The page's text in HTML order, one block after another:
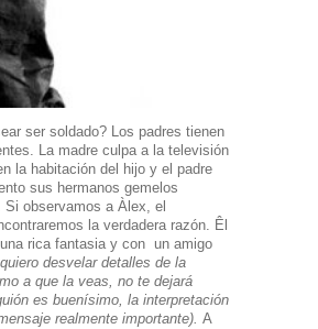
ser soldado? Los padres tienen
La madre culpa a la televisión
la habitación del hijo y el padre
sus hermanos gemelos
Si observamos a Àlex, el
la verdadera razón. Êl
rica fantasia y con un amigo
desvelar detalles de la
a que la veas, no te dejará
es buenísimo, la interpretación
realmente importante). A